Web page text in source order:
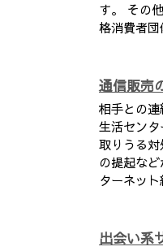
す。 その
格消費者
通信販売
相手との
生活センタ
取りうる
の提起な
ターネッ
出会い系